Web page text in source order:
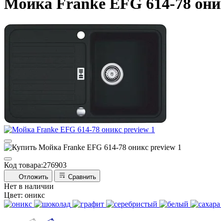
Мойка Franke EFG 614-78
Код товара:276903
Отложить Сравнить
Нет в наличии
Цвет: оникс